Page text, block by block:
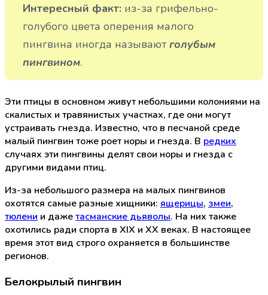
Интересный факт: из-за грифельно-
голубого цвета оперения малого
пингвина иногда называют голубым
пингвином.
Эти птицы в основном живут небольшими колониями на
скалистых и травянистых участках, где они могут
устраивать гнезда. Известно, что в песчаной среде
малый пингвин тоже роет норы и гнезда. В редких
случаях эти пингвины делят свои норы и гнезда с
другими видами птиц.
Из-за небольшого размера на малых пингвинов
охотятся самые разные хищники: ящерицы, змеи,
тюлени и дажетасманские дьяволы. На них также
охотились ради спорта в XIX и XX веках. В настоящее
время этот вид строго охраняется в большинстве
регионов.
Белокрылый пингвин